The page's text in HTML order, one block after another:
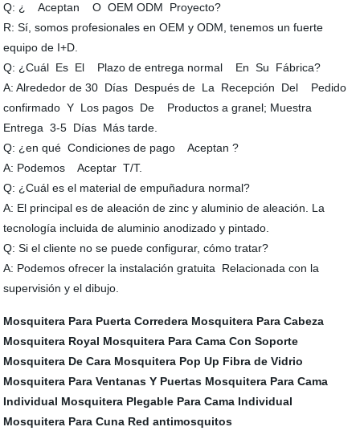
Q: ¿ Aceptan O OEM ODM Proyecto?
R: Sí, somos profesionales en OEM y ODM, tenemos un fuerte
equipo de I+D.
Q: ¿Cuál Es El Plazo de entrega normal En Su Fábrica?
A: Alrededor de 30 Días Después de La Recepción Del Pedido
confirmado Y Los pagos De Productos a granel; Muestra
Entrega 3-5 Días Más tarde.
Q: ¿en qué Condiciones de pago Aceptan ?
A: Podemos Aceptar T/T.
Q: ¿Cuál es el material de empuñadura normal?
A: El principal es de aleación de zinc y aluminio de aleación. La
tecnología incluida de aluminio anodizado y pintado.
Q: Si el cliente no se puede configurar, cómo tratar?
A: Podemos ofrecer la instalación gratuita Relacionada con la
supervisión y el dibujo.
Mosquitera Para Puerta Corredera Mosquitera Para Cabeza
Mosquitera Royal Mosquitera Para Cama Con Soporte
Mosquitera De Cara Mosquitera Pop Up Fibra de Vidrio
Mosquitera Para Ventanas Y Puertas Mosquitera Para Cama
Individual Mosquitera Plegable Para Cama Individual
Mosquitera Para Cuna Red antimosquitos